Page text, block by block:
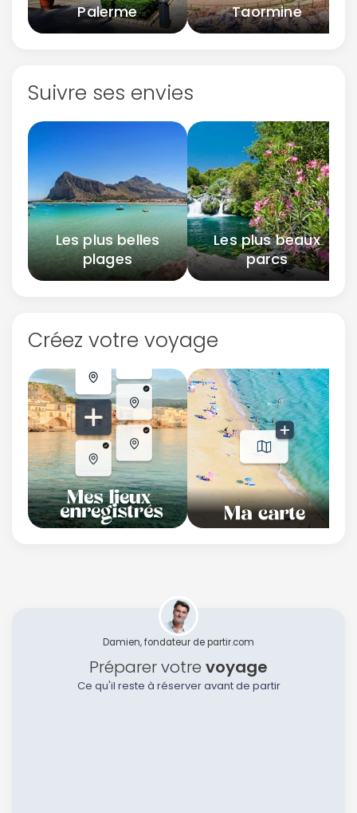
Palerme Taormine
Suivre ses envies
Les plus belles
plages
Les plus beaux
parcs
Créez votre voyage
Damien, fondateur de partir.com
Préparer votre voyage
Ce qu'il reste à réserver avant de partir